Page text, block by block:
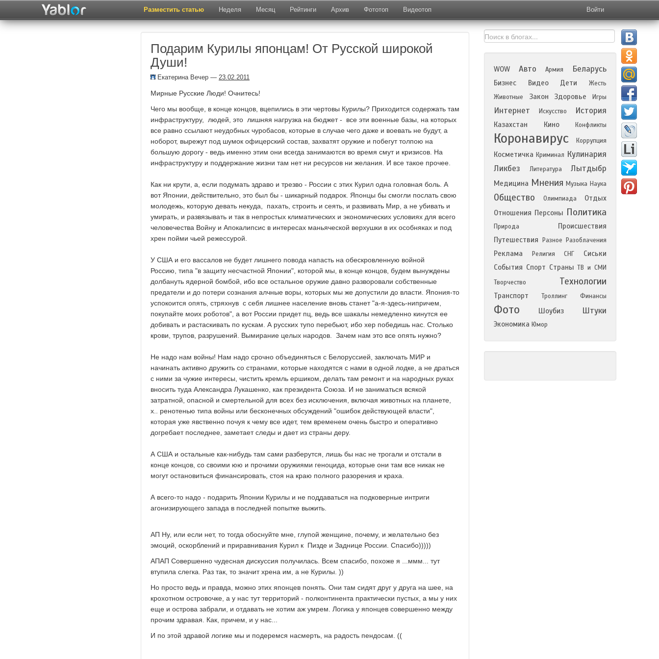
Разместить статью Неделя Месяц Рейтинги Архив Фототоп Видеотоп Войти
Подарим Курилы японцам! От Русской широкой
Души!
Екатерина Вечер — 23.02.2011
Мирные Русские Люди! Очнитесь!
Чего мы вообще, в конце концов, вцепились в эти чертовы Курилы? Приходится содержать там
инфраструктуру, людей, это лишняя нагрузка на бюджет - все эти военные базы, на которых
все равно ссылают неудобных чуробасов, которые в случае чего даже и воевать не будут, а
ноборот, вырежут под шумок офицерский состав, захватят оружие и побегут толпою на
большую дорогу - ведь именно этим они всегда занимаются во время смут и кризисов. На
инфраструктуру и поддержание жизни там нет ни ресурсов ни желания. И все такое прочее.
Как ни крути, а, если подумать здраво и трезво - России с этих Курил одна головная боль. А
вот Японии, действительно, это был бы - шикарный подарок. Японцы бы смогли послать свою
молодежь, которую девать некуда, пахать, строить и сеять, и развивать Мир, а не убивать и
умирать, и развязывать и так в непростых климатических и экономических условиях для всего
человечества Войну и Апокалипсис в интересах маньяческой верхушки в их особняках и под
хрен пойми чьей режессурой.
У США и его вассалов не будет лишнего повода напасть на обескровленную войной
Россию, типа "в защиту несчастной Японии", которой мы, в конце концов, будем вынуждены
долбануть ядерной бомбой, ибо все остальное оружие давно разворовали собственные
предатели и до потери сознания алчные воры, которых мы же допустили до власти. Япония-то
успокоится опять, стряхнув с себя лишнее население вновь станет "а-я-здесь-нипричем,
покупайте моих роботов", а вот России придет пц, ведь все шакалы немедленно кинутся ее
добивать и растаскивать по кускам. А русских тупо перебьют, ибо хер победишь нас. Столько
крови, трупов, разрушений. Вымирание целых народов. Зачем нам это все опять нужно?
Не надо нам войны! Нам надо срочно объединяться с Белоруссией, заключать МИР и
начинать активно дружить со странами, которые находятся с нами в одной лодке, а не драться
с ними за чужие интересы, чистить кремль ершиком, делать там ремонт и на народных руках
вносить туда Александра Лукашенко, как президента Союза. И не заниматься всякой
затратной, опасной и смертельной для всех без исключения, включая животных на планете,
х.. ренотенью типа войны или бесконечных обсуждений "ошибок действующей власти",
которая уже явственно почуя к чему все идет, тем временем очень быстро и оперативно
догребает последнее, заметает следы и дает из страны деру.
А США и остальные как-нибудь там сами разберутся, лишь бы нас не трогали и отстали в
конце концов, со своими юю и прочими оружиями геноцида, которые они там все никак не
могут остановиться финансировать, стоя на краю полного разорения и краха.
А всего-то надо - подарить Японии Курилы и не поддаваться на подковерные интриги
агонизирующего запада в последней попытке выжить.
АП Ну, или если нет, то тогда обоснуйте мне, глупой женщине, почему, и желательно без
эмоций, оскорблений и приравнивания Курил к Пизде и Заднице России. Спасибо)))))
АПАП Совершенно чудесная дискуссия получилась. Всем спасибо, похоже я ...ммм... тут
втупила слегка. Раз так, то значит хрена им, а не Курилы. ))
Но просто ведь и правда, можно этих японцев понять. Они там сидят друг у друга на шее, на
крохотном островочке, а у нас тут территорий - полконтинента практически пустых, а мы у них
еще и острова забрали, и отдавать не хотим аж умрем. Логика у японцев совершенно между
прочим здравая. Как, причем, и у нас...
И по этой здравой логике мы и подеремся насмерть, на радость пендосам. ((
WOW Авто Армия Беларусь
Бизнес Видео Дети
Жесть
Животные
Закон Здоровье Игры
Интернет Искусство История
Казахстан Кино Конфликты
Коронавирус Коррупция
Косметичка Криминал Кулинария
Ликбез
Литература Лытдыбр
Медицина Мнения Музыка Наука
Общество Олимпиада
Отдых
Отношения Персоны Политика
Природа
Происшествия
Путешествия
Разное Разоблачения
Реклама Религия СНГ
Сиськи
События Спорт Страны ТВ и СМИ
Творчество
Технологии
Транспорт Троллинг Финансы
Фото Шоубиз Штуки
Экономика Юмор